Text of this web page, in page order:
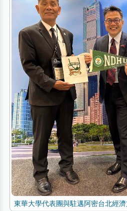
東華大學代表團與駐邁阿密台北經